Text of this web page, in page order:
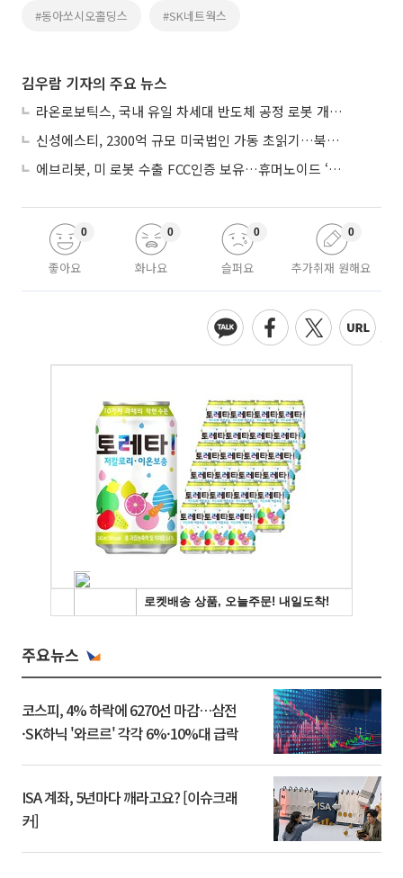
#동아쏘시오홀딩스 #SK네트웍스
김우람 기자의 주요 뉴스
라온로보틱스, 국내 유일 차세대 반도체 공정 로봇 개발 ‘고객사 테스트 진행’
신성에스티, 2300억 규모 미국법인 가동 초읽기…북미 ESS 공략 본격화
에브리봇, 미 로봇 수출 FCC인증 보유…휴머노이드 ‘AI 두뇌’ 탑재 속도
좋아요
0
화나요
0
슬퍼요
0
추가취재 원해요
0
주요뉴스
코스피, 4% 하락에 6270선 마감…삼전
·SK하닉 '와르르' 각각 6%·10%대 급락
ISA 계좌, 5년마다 깨라고요? [이슈크래
커]